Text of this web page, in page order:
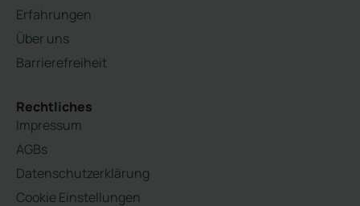
Erfahrungen
Über uns
Barrierefreiheit
Rechtliches
Impressum
AGBs
Datenschutzerklärung
Cookie Einstellungen